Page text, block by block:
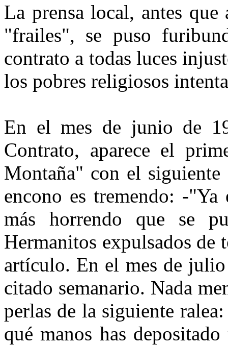
La prensa local, antes que
"frailes", se puso
contrato a todas luces
los pobres religiosos
En el mes de junio de
Contrato, aparece el
Montaña" con el
encono es tremendo: -
más horrendo que se
Hermanitos expulsados de
artículo. En el mes de
citado semanario. Nada
perlas de la siguiente
qué manos has